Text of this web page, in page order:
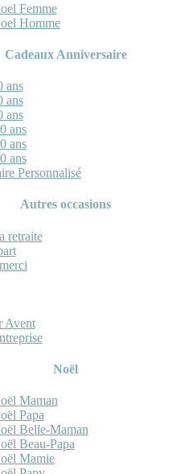
Femme
Homme
Cadeaux Anniversaire
ans
ans
ans
ans
ans
ans
Personnalisé
Autres occasions
retraite
Avent
Noël
Maman
Papa
Belle-Maman
Beau-Papa
Mamie